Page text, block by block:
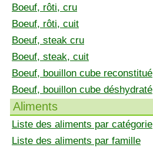
Boeuf, rôti, cru
Boeuf, rôti, cuit
Boeuf, steak cru
Boeuf, steak, cuit
Boeuf, bouillon cube reconstitué
Boeuf, bouillon cube déshydraté
Aliments
Liste des aliments par catégorie
Liste des aliments par famille